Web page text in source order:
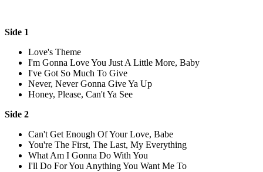
Side 1
Love's Theme
I'm Gonna Love You Just A Little More, Baby
I've Got So Much To Give
Never, Never Gonna Give Ya Up
Honey, Please, Can't Ya See
Side 2
Can't Get Enough Of Your Love, Babe
You're The First, The Last, My Everything
What Am I Gonna Do With You
I'll Do For You Anything You Want Me To